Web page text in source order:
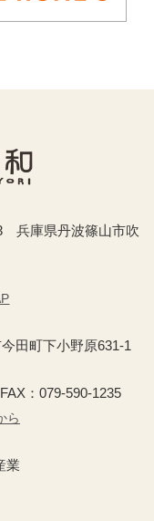
兵庫県丹波篠山市吹
田町下小野原631-1
：079-590-1235
ら
業